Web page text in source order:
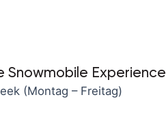
Snowmobile Experience
(Montag – Freitag)